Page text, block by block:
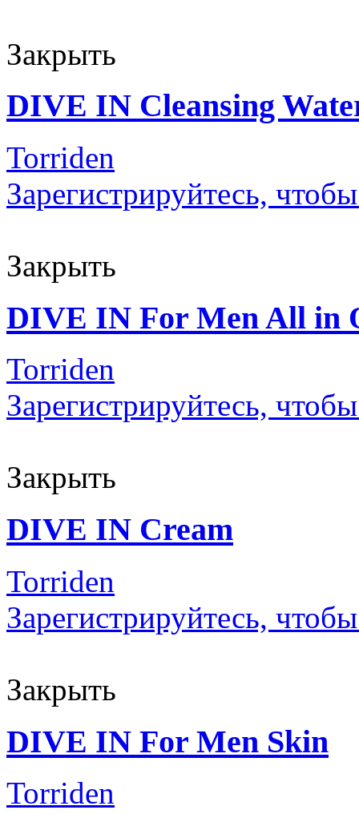
Закрыть
DIVE IN Cleansing
Torriden
Зарегистрируйтесь,
Закрыть
DIVE IN For Men All in
Torriden
Зарегистрируйтесь,
Закрыть
DIVE IN Cream
Torriden
Зарегистрируйтесь,
Закрыть
DIVE IN For Men Skin
Torriden